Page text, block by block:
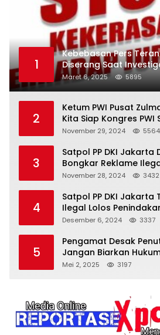
1
Kebebasan Pers
Diserang Saat
Terlarang
Maret 6, 2025 5895
2
Ketum PWI Pusat
Kita Siap Kongres PWI
Desember 2024
November 29, 2024 5564
3
Satpol PP DKI Jakarta
Bongkar Reklame
November 28, 2024 3432
4
Satpol PP DKI Jakarta
Ilegal Lolos
Desember 6, 2024 3337
5
Pengamat Desak
Jangan Biarkan
‘Spa Berkedok
Mei 2, 2025 3197